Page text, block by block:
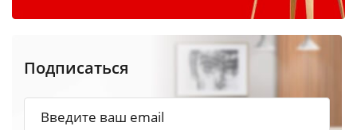
Подписаться